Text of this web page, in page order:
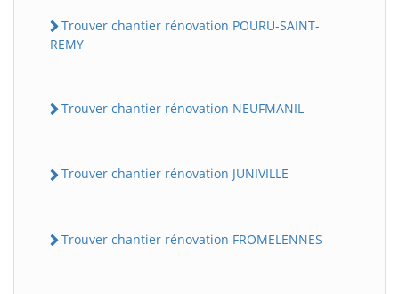
Trouver chantier rénovation POURU-SAINT-
REMY
Trouver chantier rénovation NEUFMANIL
Trouver chantier rénovation JUNIVILLE
Trouver chantier rénovation FROMELENNES